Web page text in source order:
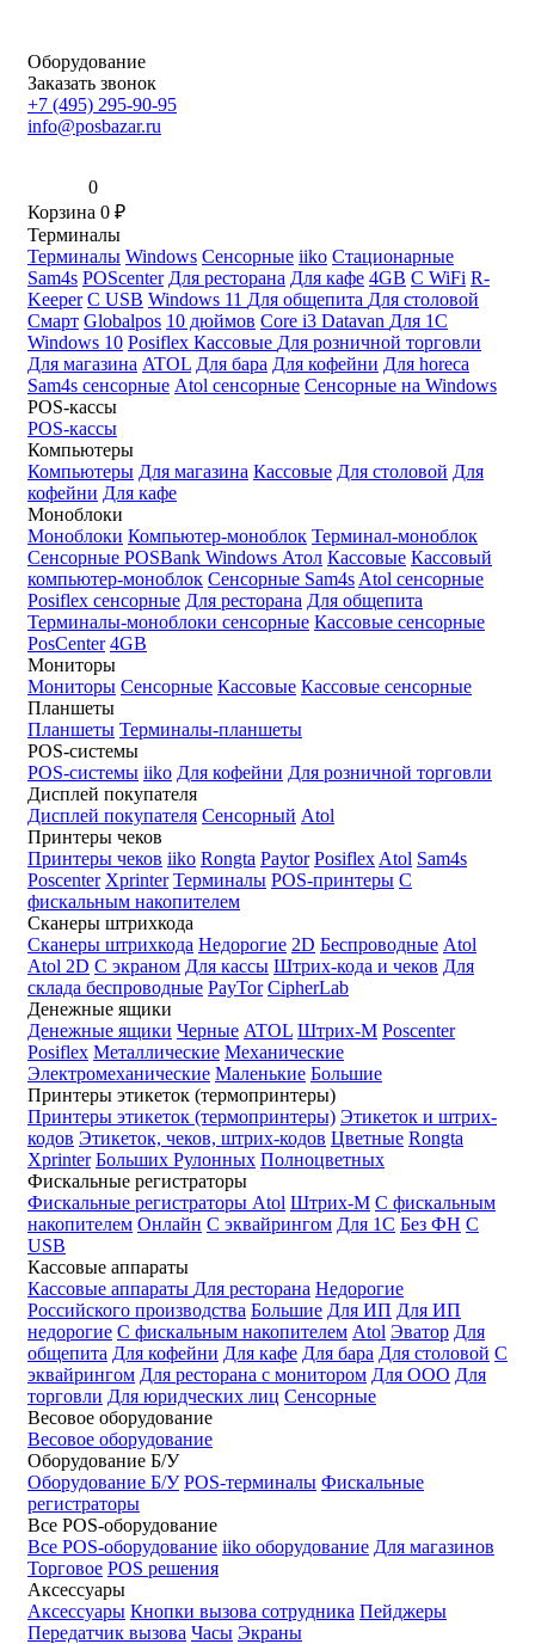
Оборудование
Заказать звонок
+7 (495) 295-90-95
info@posbazar.ru
0
Корзина 0 ₽
Терминалы
Терминалы Windows Сенсорные iiko Стационарные
Sam4s POScenter Для ресторана Для кафе 4GB С WiFi R-
Keeper С USB Windows 11 Для общепита Для столовой
Смарт Globalpos 10 дюймов Core i3 Datavan Для 1С
Windows 10 Posiflex Кассовые Для розничной торговли
Для магазина ATOL Для бара Для кофейни Для horeca
Sam4s сенсорные Atol сенсорные Сенсорные на Windows
POS-кассы
POS-кассы
Компьютеры
Компьютеры Для магазина Кассовые Для столовой Для
кофейни Для кафе
Моноблоки
Моноблоки Компьютер-моноблок Терминал-моноблок
Сенсорные POSBank Windows Атол Кассовые Кассовый
компьютер-моноблок Сенсорные Sam4s Atol сенсорные
Posiflex сенсорные Для ресторана Для общепита
Терминалы-моноблоки сенсорные Кассовые сенсорные
PosCenter 4GB
Мониторы
Мониторы Сенсорные Кассовые Кассовые сенсорные
Планшеты
Планшеты Терминалы-планшеты
POS-системы
POS-системы iiko Для кофейни Для розничной торговли
Дисплей покупателя
Дисплей покупателя Сенсорный Atol
Принтеры чеков
Принтеры чеков iiko Rongta Paytor Posiflex Atol Sam4s
Poscenter Xprinter Терминалы POS-принтеры С
фискальным накопителем
Сканеры штрихкода
Сканеры штрихкода Недорогие 2D Беспроводные Atol
Atol 2D С экраном Для кассы Штрих-кода и чеков Для
склада беспроводные PayTor CipherLab
Денежные ящики
Денежные ящики Черные ATOL Штрих-М Poscenter
Posiflex Металлические Механические
Электромеханические Маленькие Большие
Принтеры этикеток (термопринтеры)
Принтеры этикеток (термопринтеры) Этикеток и штрих-
кодов Этикеток, чеков, штрих-кодов Цветные Rongta
Xprinter Больших Рулонных Полноцветных
Фискальные регистраторы
Фискальные регистраторы Atol Штрих-М С фискальным
накопителем Онлайн С эквайрингом Для 1С Без ФН С
USB
Кассовые аппараты
Кассовые аппараты Для ресторана Недорогие
Российского производства Большие Для ИП Для ИП
недорогие С фискальным накопителем Atol Эватор Для
общепита Для кофейни Для кафе Для бара Для столовой С
эквайрингом Для ресторана с монитором Для ООО Для
торговли Для юридческих лиц Сенсорные
Весовое оборудование
Весовое оборудование
Оборудование Б/У
Оборудование Б/У POS-терминалы Фискальные
регистраторы
Все POS-оборудование
Все POS-оборудование iiko оборудование Для магазинов
Торговое POS решения
Аксессуары
Аксессуары Кнопки вызова сотрудника Пейджеры
Передатчик вызова Часы Экраны